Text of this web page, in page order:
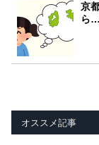
京
ら
オススメ記事